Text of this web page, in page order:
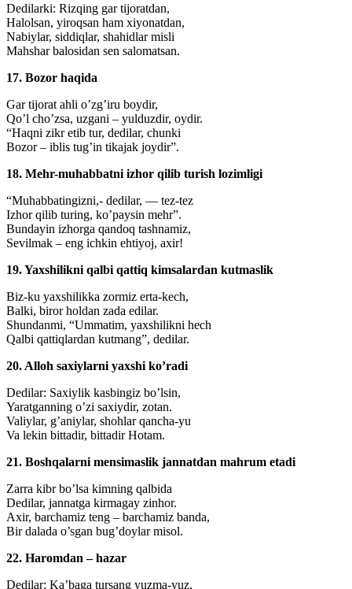
Dedilarki: Rizqing gar tijoratdan,
Halolsan, yiroqsan ham xiyonatdan,
Nabiylar, siddiqlar, shahidlar misli
Mahshar balosidan sen salomatsan.
17. Bozor haqida
Gar tijorat ahli o’zg’iru boydir,
Qo’l cho’zsa, uzgani – yulduzdir, oydir.
“Haqni zikr etib tur, dedilar, chunki
Bozor – iblis tug’in tikajak joydir”.
18. Mehr-muhabbatni izhor qilib turish lozimligi
“Muhabbatingizni,- dedilar, — tez-tez
Izhor qilib turing, ko’paysin mehr”.
Bundayin izhorga qandoq tashnamiz,
Sevilmak – eng ichkin ehtiyoj, axir!
19. Yaxshilikni qalbi qattiq kimsalardan kutmaslik
Biz-ku yaxshilikka zormiz erta-kech,
Balki, biror holdan zada edilar.
Shundanmi, “Ummatim, yaxshilikni hech
Qalbi qattiqlardan kutmang”, dedilar.
20. Alloh saxiylarni yaxshi ko’radi
Dedilar: Saxiylik kasbingiz bo’lsin,
Yaratganning o’zi saxiydir, zotan.
Valiylar, g’aniylar, shohlar qancha-yu
Va lekin bittadir, bittadir Hotam.
21. Boshqalarni mensimaslik jannatdan mahrum etadi
Zarra kibr bo’lsa kimning qalbida
Dedilar, jannatga kirmagay zinhor.
Axir, barchamiz teng – barchamiz banda,
Bir dalada o’sgan bug’doylar misol.
22. Haromdan – hazar
Dedilar: Ka’baga tursang yuzma-yuz,